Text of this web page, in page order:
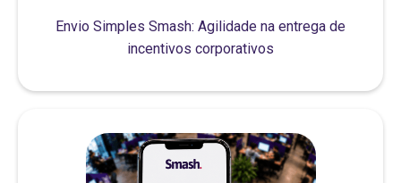
Envio Simples Smash: Agilidade na entrega de
incentivos corporativos